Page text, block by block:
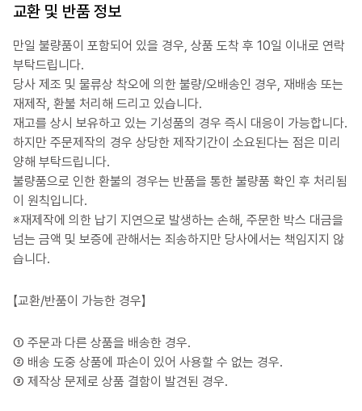
교환 및 반품 정보
만일 불량품이 포함되어 있을 경우, 상품 도착 후 10일 이내로 연락
부탁드립니다.
당사 제조 및 물류상 착오에 의한 불량/오배송인 경우, 재배송 또는
재제작, 환불 처리해 드리고 있습니다.
재고를 상시 보유하고 있는 기성품의 경우 즉시 대응이 가능합니다.
하지만 주문제작의 경우 상당한 제작기간이 소요된다는 점은 미리
양해 부탁드립니다.
불량품으로 인한 환불의 경우는 반품을 통한 불량품 확인 후 처리됨
이 원칙입니다.
※재제작에 의한 납기 지연으로 발생하는 손해, 주문한 박스 대금을
넘는 금액 및 보증에 관해서는 죄송하지만 당사에서는 책임지지 않
습니다.
【교환/반품이 가능한 경우】
① 주문과 다른 상품을 배송한 경우.
② 배송 도중 상품에 파손이 있어 사용할 수 없는 경우.
③ 제작상 문제로 상품 결함이 발견된 경우.